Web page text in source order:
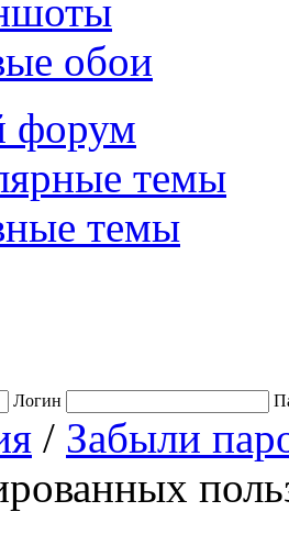
обои
форум
темы
темы
Логин
/ Забыли